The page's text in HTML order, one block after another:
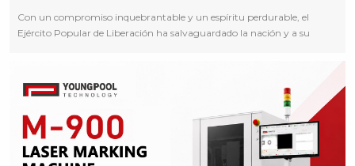
Con un compromiso inquebrantable y un espíritu perdurable, el
Ejército Popular de Liberación ha salvaguardado la nación y a su
todos los militares en servicio activo, veteranos y familias militares. Su
lealtad, valentía y dedicación han protegido nuestra patria y han
garantizado la paz y la prosperidad de las que disfrutamos hoy. La
tranquilidad que apreciamos es posible gracias a quienes permanecen
de guardia con una determinación inquebrantable. Rendimos